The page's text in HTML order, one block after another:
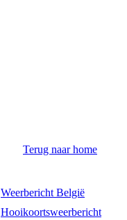
Terug naar home
Weerbericht België
Hooikoortsweerbericht